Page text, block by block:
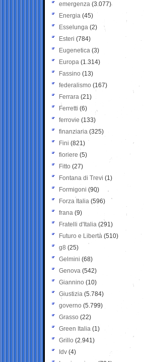
emergenza (3.077)
Energia (45)
Esselunga (2)
Esteri (784)
Eugenetica (3)
Europa (1.314)
Fassino (13)
federalismo (167)
Ferrara (21)
Ferretti (6)
ferrovie (133)
finanziaria (325)
Fini (821)
fioriere (5)
Fitto (27)
Fontana di Trevi (1)
Formigoni (90)
Forza Italia (596)
frana (9)
Fratelli d'Italia (291)
Futuro e Libertà (510)
g8 (25)
Gelmini (68)
Genova (542)
Giannino (10)
Giustizia (5.784)
governo (5.799)
Grasso (22)
Green Italia (1)
Grillo (2.941)
Idv (4)